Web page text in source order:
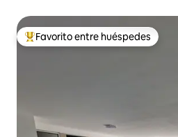
Favorito entre huéspedes preferido
Favorito entre huéspedes